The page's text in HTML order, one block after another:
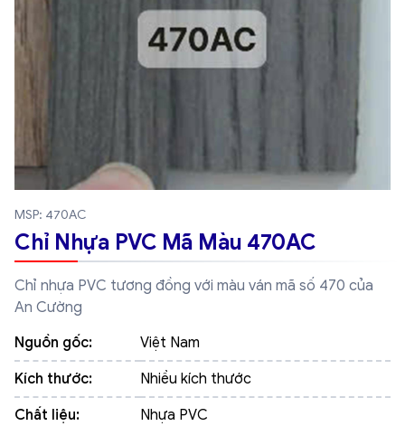
MSP: 470AC
Chỉ Nhựa PVC Mã Màu 470AC
Chỉ nhựa PVC tương đồng với màu ván mã số 470 của
An Cường
Nguồn gốc:
Việt Nam
Kích thước:
Nhiều kích thước
Chất liệu:
Nhựa PVC